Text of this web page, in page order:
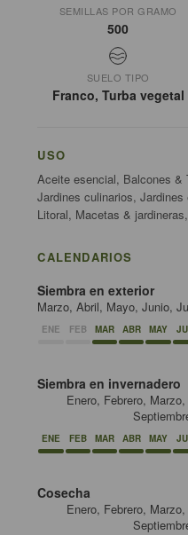
SEMILLAS POR GRAMO
500
SUELO TIPO
Franco, Turba vegetal
USO
Aceite esencial, Balcones &
Jardines culinarios,
Litoral, Macetas &
CALENDARIOS
Siembra en exterior
Marzo, Abril, Mayo, Junio,
ENE FEB MAR ABR MAY
Siembra en invernadero
Enero, Febrero,
ENE FEB MAR ABR MAY
Cosecha
Enero, Febrero,